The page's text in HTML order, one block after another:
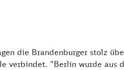
die Brandenburger stolz
verbindet. "Berlin wurde aus